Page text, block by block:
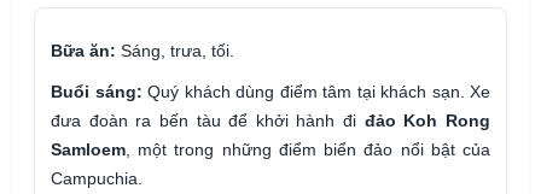
Bữa ăn: Sáng, trưa, tối.
Buổi sáng: Quý khách dùng điểm tâm tại khách sạn. Xe
đưa đoàn ra bến tàu để khởi hành đi đảo Koh Rong
Samloem , một trong những điểm biển đảo nổi bật của
Campuchia.